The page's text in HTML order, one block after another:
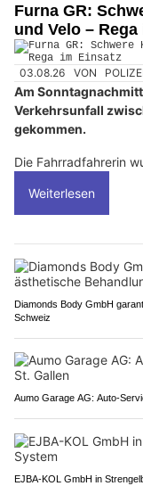
Furna GR:
und Velo –
03.08.26 VON
Am
Verkehrsunfall
gekommen.
Die Fahrradfahrerin
Weiterlesen
Diamonds Body GmbH
Schweiz
Aumo Garage AG: Auto-
EJBA-KOL GmbH in